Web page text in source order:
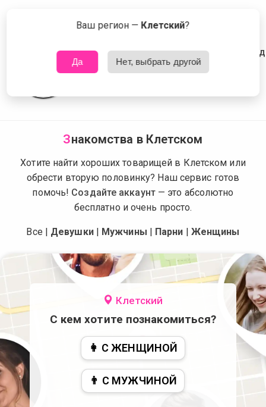
Сейчас знакомятся в Клетском Что это?
Знакомства в Клетском
Хотите найти хороших товарищей в Клетском или
обрести вторую половинку? Наш сервис готов
помочь! Создайте аккаунт— это абсолютно
бесплатно и очень просто.
Все | Девушки| Мужчины | Парни | Женщины
Клетский
С кем хотите познакомиться?
👩 С ЖЕНЩИНОЙ
👨 С МУЖЧИНОЙ
Ваш регион — Клетский?
Да Нет, выбрать другой